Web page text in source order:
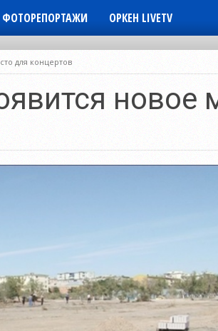
ФОТОРЕПОРТАЖИ ОРКЕН LIVETV
для концертов
новое